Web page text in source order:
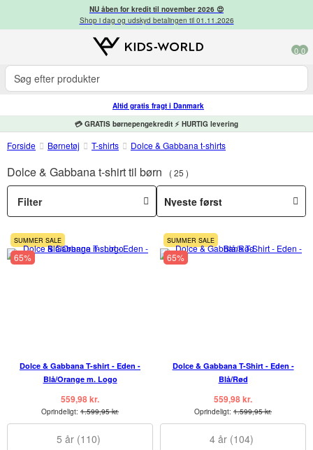
NU åben for kredit til november 2026 😍
Shop i dag og udskyd betalingen til 01.11.2026
0 0
Altid gratis fragt i Danmark
💳 GRATIS børnepengekredit ⚡ HURTIG levering
Forside Børnetøj T-shirts Dolce & Gabbana t-shirts
Dolce & Gabbana t-shirt til børn 25
Filter
SUMMER SALE
65%
Dolce & Gabbana T-shirt - Eden -
Blå/Orange m. Logo
559,98 kr.
Oprindeligt: 1.599,95 kr.
5 år (110)
SUMMER SALE
65%
Dolce & Gabbana T-Shirt - Eden -
Blå/Rød
559,98 kr.
Oprindeligt: 1.599,95 kr.
4 år (104)